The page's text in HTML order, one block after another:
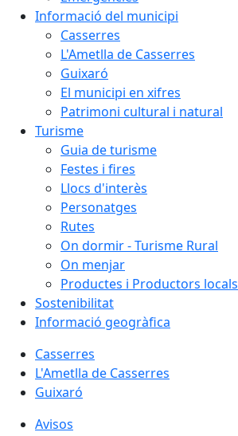
Informació del municipi
Casserres
L'Ametlla de Casserres
Guixaró
El municipi en xifres
Patrimoni cultural i natural
Turisme
Guia de turisme
Festes i fires
Llocs d'interès
Personatges
Rutes
On dormir - Turisme Rural
On menjar
Productes i Productors locals
Sostenibilitat
Informació geogràfica
Casserres
L'Ametlla de Casserres
Guixaró
Avisos